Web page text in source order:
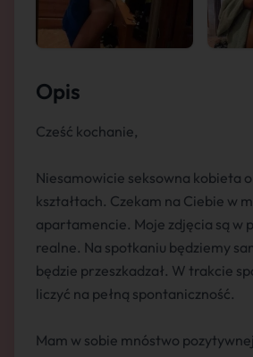
Opis
Cześć kochanie,
Niesamowicie seksowna kobieta
kształtach. Czekam na Ciebie w
apartamencie. Moje zdjęcia są w
realne. Na spotkaniu będziemy
będzie przeszkadzał. W trakcie
liczyć na pełną spontaniczność.
Mam w sobie mnóstwo